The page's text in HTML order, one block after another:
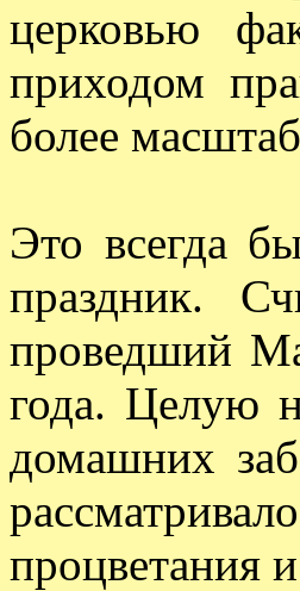
церковью
приходом
более
Это всегда
праздник.
проведший
года. Целую
домашних
процветания